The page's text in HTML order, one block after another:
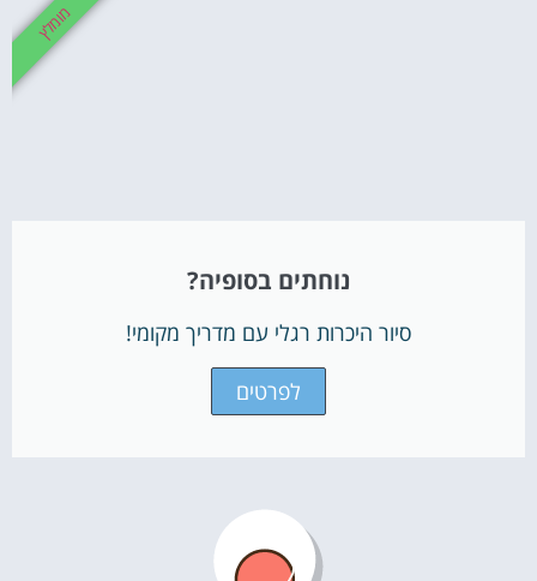
נוחתים בסופיה?
סיור היכרות רגלי עם מדריך מקומי!
לפרטים
מומלץ